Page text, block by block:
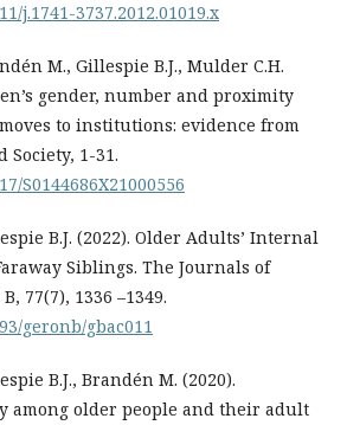
j.1741-3737.2012.01019.x
M., Gillespie B.J., Mulder C.H.
gender, number and proximity
to institutions: evidence from
Society, 1-31.
S0144686X21000556
B.J. (2022). Older Adults’ Internal
Siblings. The Journals of
77(7), 1336 –1349.
geronb/gbac011
B.J., Brandén M. (2020).
among older people and their adult